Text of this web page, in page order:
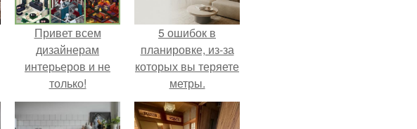
Привет всем
дизайнерам
интерьеров и не
только!
5 ошибок в
планировке, из-за
которых вы теряете
метры.